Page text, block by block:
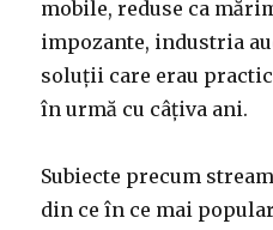
mobile, reduse ca
impozante, industria
soluții care erau
în urmă cu câțiva ani.
Subiecte precum
din ce în ce mai